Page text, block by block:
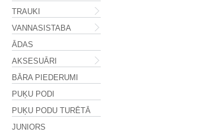
TRAUKI
VANNASISTABA
ĀDAS
AKSESUĀRI
BĀRA PIEDERUMI
PUĶU PODI
PUĶU PODU TURĒTĀ
JUNIORS